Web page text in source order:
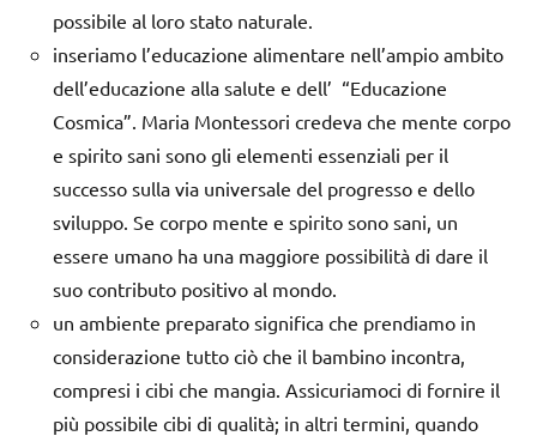
possibile al loro stato naturale.
inseriamo l’educazione alimentare nell’ampio ambito
dell’educazione alla salute e dell’ “Educazione
Cosmica”. Maria Montessori credeva che mente corpo
e spirito sani sono gli elementi essenziali per il
successo sulla via universale del progresso e dello
sviluppo. Se corpo mente e spirito sono sani, un
essere umano ha una maggiore possibilità di dare il
suo contributo positivo al mondo.
un ambiente preparato significa che prendiamo in
considerazione tutto ciò che il bambino incontra,
compresi i cibi che mangia. Assicuriamoci di fornire il
più possibile cibi di qualità; in altri termini, quando